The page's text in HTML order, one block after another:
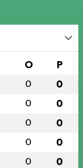
O P
0 0
0 0
0 0
0 0
0 0